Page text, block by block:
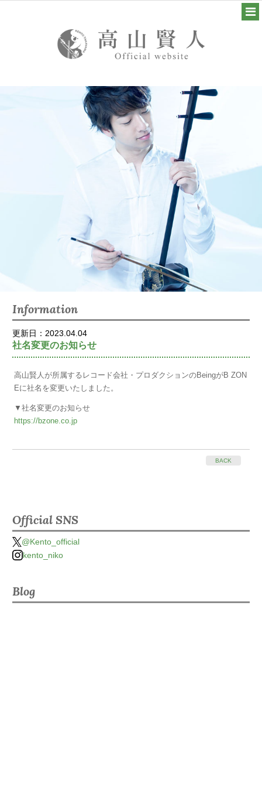
Information
更新日：2023.04.04
社名変更のお知らせ
高山賢人が所属するレコード会社・プロダクションのBeingがB ZON
Eに社名を変更いたしました。
▼社名変更のお知らせ
https://bzone.co.jp
BACK
Official SNS
@Kento_official
kento_niko
Blog